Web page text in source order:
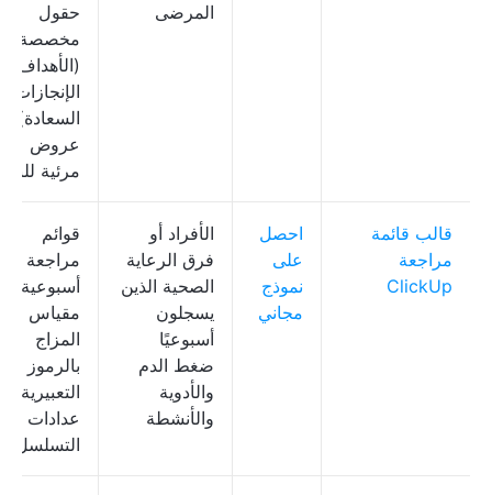
المرضى
حقول
مخصصة
(الأهداف،
الإنجازات،
السعادة)؛
عروض
مرئية للنمو
قالب قائمة
مراجعة
ClickUp
احصل
على
نموذج
مجاني
الأفراد أو
فرق الرعاية
الصحية الذين
يسجلون
أسبوعيًا
ضغط الدم
والأدوية
والأنشطة
قوائم
مراجعة
أسبوعية،
مقياس
المزاج
بالرموز
التعبيرية،
عدادات
التسلسل